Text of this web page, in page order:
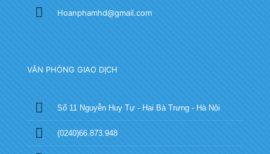
Hoanphamhd@gmail.com
VĂN PHÒNG GIAO DỊCH
Số 11 Nguyễn Huy Tự - Hai Bà Trưng - Hà Nội
(0240)66.873.948